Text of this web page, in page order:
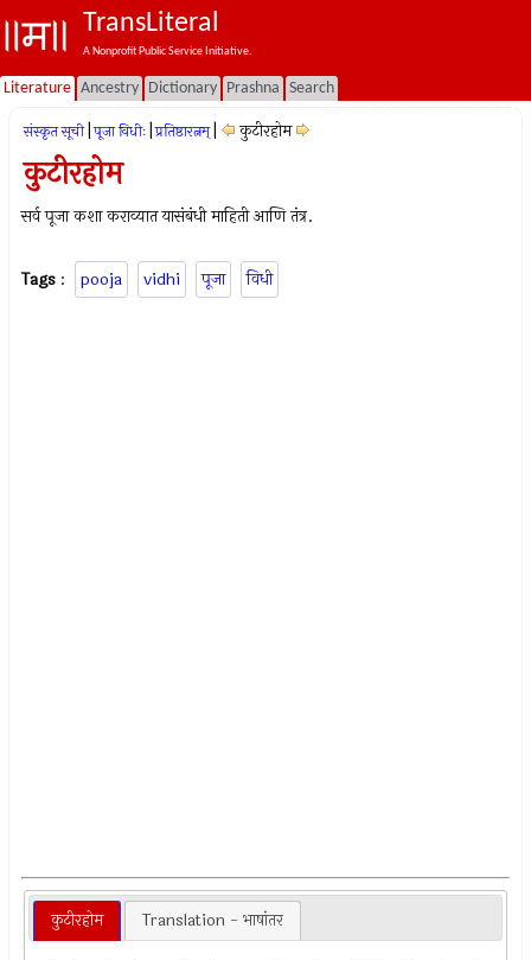
TransLiteral
A Nonprofit Public Service Initiative.
Literature Ancestry Dictionary Prashna Search
संस्कृत सूची पूजा विधीः प्रतिष्ठारत्नम् कुटीरहोम
कुटीरहोम
सर्व पूजा कशा कराव्यात यासंबंधी माहिती आणि तंत्र.
Tags : pooja vidhi पूजा विधी
कुटीरहोम Translation - भाषांतर